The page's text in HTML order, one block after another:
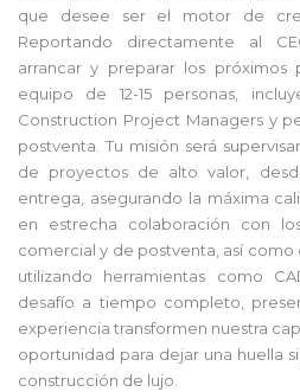
que desee ser el motor de
Reportando directamente al
arrancar y preparar los próximos
equipo de 12-15 personas,
Construction Project Managers y
postventa. Tu misión será
de proyectos de alto valor,
entrega, asegurando la máxima
en estrecha colaboración con
comercial y de postventa, así
utilizando herramientas como
desafío a tiempo completo,
experiencia transformen nuestra
oportunidad para dejar una huella
construcción de lujo.